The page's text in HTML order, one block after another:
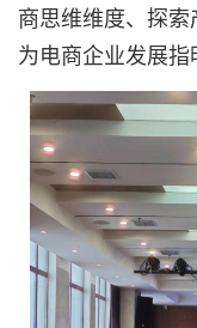
商思维维度、探索
为电商企业发展指